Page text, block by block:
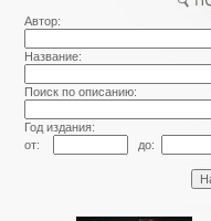
Автор:
Название:
Поиск по описанию:
Год издания:
от:
до: